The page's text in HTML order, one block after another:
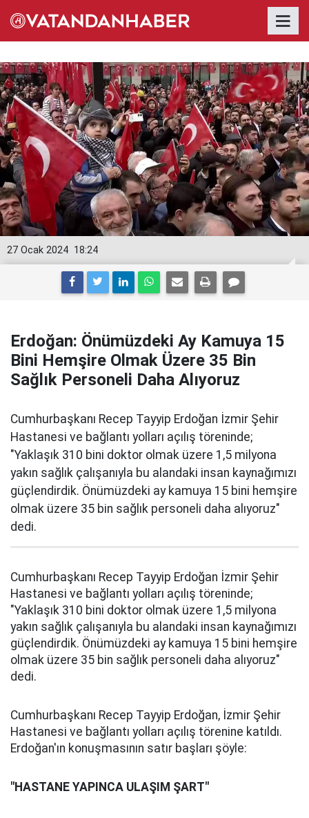
18:24
27 Ocak 2024
Erdoğan: Önümüzdeki Ay Kamuya 15
Bini Hemşire Olmak Üzere 35 Bin
Sağlık Personeli Daha Alıyoruz
Cumhurbaşkanı Recep Tayyip Erdoğan İzmir Şehir
Hastanesi ve bağlantı yolları açılış töreninde;
"Yaklaşık 310 bini doktor olmak üzere 1,5 milyona
yakın sağlık çalışanıyla bu alandaki insan kaynağımızı
güçlendirdik. Önümüzdeki ay kamuya 15 bini hemşire
olmak üzere 35 bin sağlık personeli daha alıyoruz"
dedi.
Cumhurbaşkanı Recep Tayyip Erdoğan İzmir Şehir
Hastanesi ve bağlantı yolları açılış töreninde;
"Yaklaşık 310 bini doktor olmak üzere 1,5 milyona
yakın sağlık çalışanıyla bu alandaki insan kaynağımızı
güçlendirdik. Önümüzdeki ay kamuya 15 bini hemşire
olmak üzere 35 bin sağlık personeli daha alıyoruz"
dedi.
Cumhurbaşkanı Recep Tayyip Erdoğan, İzmir Şehir
Hastanesi ve bağlantı yolları açılış törenine katıldı.
Erdoğan'ın konuşmasının satır başları şöyle:
"HASTANE YAPINCA ULAŞIM ŞART"